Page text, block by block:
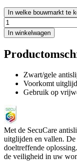
In welke bouwmarkt te
In winkelwagen
Zwart/gele
Voorkomt
Gebruik op
Met de SecuCare
uitglijden en vallen. De
doeltreffende
de veiligheid in uw